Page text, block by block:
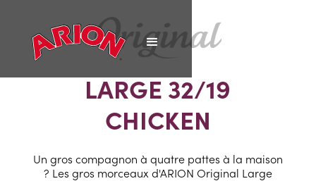
LARGE 32/19
CHICKEN
Un gros compagnon à quatre pattes à la maison
? Les gros morceaux d'ARION Original Large